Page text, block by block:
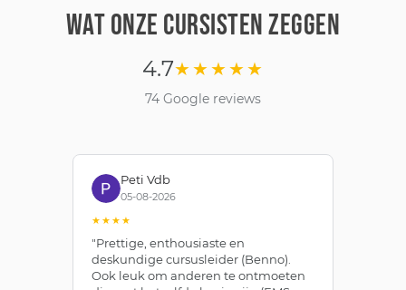
WAT ONZE CURSISTEN ZEGGEN
4.7★★★★★
74 Google reviews
Peti Vdb
05-08-2026
★★★★
"Prettige, enthousiaste en
deskundige cursusleider (Benno).
Ook leuk om anderen te ontmoeten